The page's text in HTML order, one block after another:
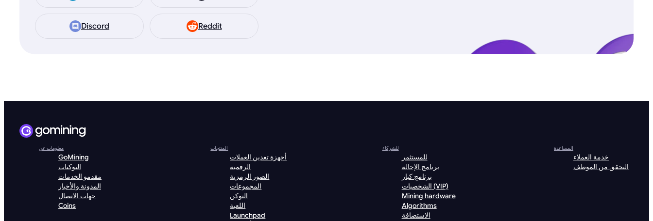
Discord Reddit
معلومات عن
GoMining
التوكنات
مقدمو الخدمات
المدونة والأخبار
جهات الاتصال
Coins
المنتجات
أجهزة تعدين العملات
الرقمية
الصور الرمزية
المجموعات
التوكن
اللعبة
Launchpad
للشركاء
للمستثمر
برنامج الإحالة
برنامج كبار
الشخصيات (VIP)
Mining hardware
Algorithms
الاستضافة
المساعدة
خدمة العملاء
التحقق من الموظف